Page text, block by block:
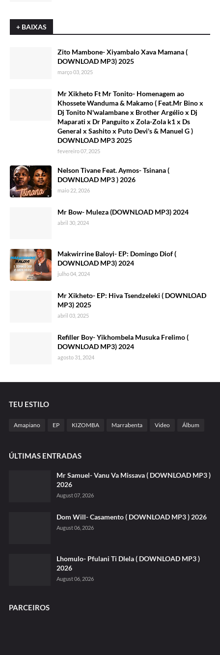
+ BAIXAS
Zito Mambone- Xiyambalo Xava Mamana (
DOWNLOAD MP3) 2025
março 03, 2025
Mr Xikheto Ft Mr Tonito- Homenagem ao
Khossete Wanduma & Makamo ( Feat.Mr Bino x
Dj Tonito N'walambane x Brother Argélio x Dj
Maparati x Dr Panguito x Zola-Zola k1 x Ds
General x Sashito x Puto Devi's & Manuel G )
DOWNLOAD MP3 2025
fevereiro 07, 2025
Nelson Tivane Feat. Aymos- Tsinana (
DOWNLOAD MP3 ) 2026
maio 22, 2026
Mr Bow- Muleza (DOWNLOAD MP3) 2024
abril 30, 2024
Makwirrine Baloyi- EP: Domingo Diof (
DOWNLOAD MP3) 2024
julho 04, 2024
Mr Xikheto- EP: Hiva Tsendzeleki ( DOWNLOAD
MP3) 2025
abril 03, 2025
Refiller Boy- Yikhombela Musuka Frelimo (
DOWNLOAD MP3) 2024
agosto 31, 2024
TEU ESTILO
Amapiano EP KIZOMBA Marrabenta Video Álbum
ÚLTIMAS ENTRADAS
Mr Samuel- Vanu Va Missava ( DOWNLOAD MP3 )
2026
August 07, 2026
Dom Will- Casamento ( DOWNLOAD MP3 ) 2026
August 06, 2026
Lhomulo- Pfulani Ti Dlela ( DOWNLOAD MP3 )
2026
August 06, 2026
PARCEIROS